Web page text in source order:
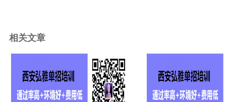
相关文章